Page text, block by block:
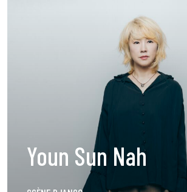
Youn Sun Nah